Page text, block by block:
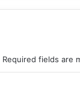
Required fields are